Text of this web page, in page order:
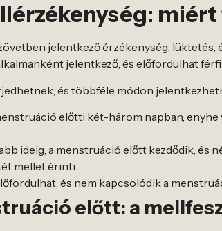
miért
jelentkező érzékenység, lüktetés,
jelentkező, és előfordulhat
és többféle módon
előtti két-három napban,
ideig, a menstruáció előtt kezdődik, és
mellet érinti.
és nem kapcsolódik a
előtt: a